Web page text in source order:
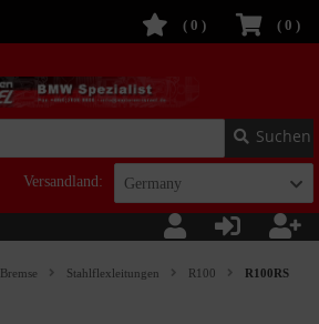
( 0 )
( 0 )
Suchen
Versandland: Germany
Bremse Stahlflexleitungen R100 R100RS